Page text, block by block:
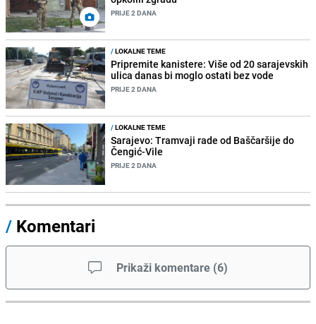
PRIJE 2 DANA
/LOKALNE TEME
Pripremite kanistere: Više od 20 sarajevskih
ulica danas bi moglo ostati bez vode
PRIJE 2 DANA
/LOKALNE TEME
Sarajevo: Tramvaji rade od Baščaršije do
Čengić-Vile
PRIJE 2 DANA
/ Komentari
Prikaži komentare (6)